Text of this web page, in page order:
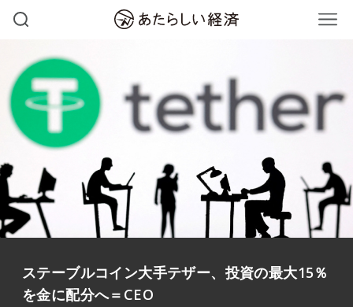
ステーブルコイン大手テザー、投資の最大15％
を金に配分へ＝CEO